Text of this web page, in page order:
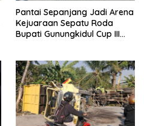
Pantai Sepanjang Jadi Arena
Kejuaraan Sepatu Roda
Bupati Gunungkidul Cup III
Tourism